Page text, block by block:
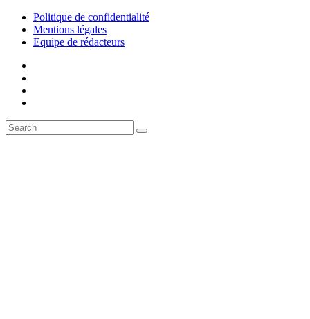
Politique de confidentialité
Mentions légales
Equipe de rédacteurs